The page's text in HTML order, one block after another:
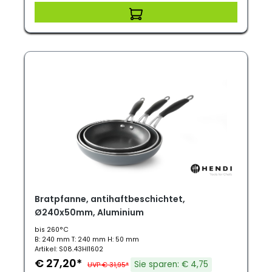
Bratpfanne, antihaftbeschichtet,
Ø240x50mm, Aluminium
bis 260°C
B: 240 mm T: 240 mm H: 50 mm
Artikel: S08.43HI1602
€ 27,20* UVP € 31,95* Sie sparen: € 4,75